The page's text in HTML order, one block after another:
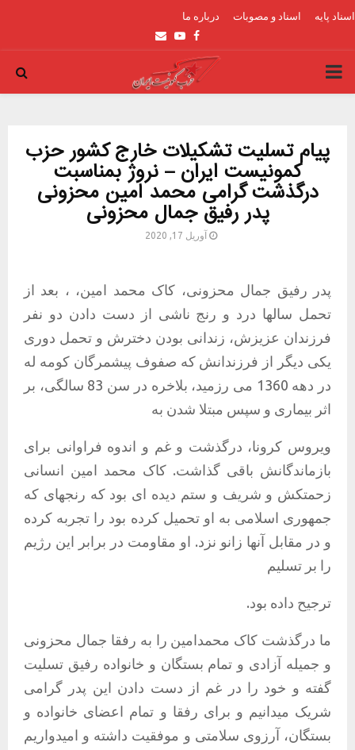
اسناد پایه اسناد و مصوبات درباره ما
Facebook
Youtube
Email
PRIMARY
پیام تسلیت تشکیلات خارج کشور حزب
کمونیست ایران – نروژ بمناسبت
درگذشت گرامی محمد امین محزونی
پدر رفیق جمال محزونی
آوریل 17, 2020
پدر رفیق جمال محزونی، کاک محمد امین، ، بعد از
تحمل سالها درد و رنج ناشی از دست دادن دو نفر
فرزندان عزیزش، زندانی بودن دخترش و تحمل دوری
یکی دیگر از فرزندانش که صفوف پیشمرگان کومه له
در دهه می رزمید، بلاخره در سن سالگی، بر
اثر بیماری و سپس مبتلا شدن به
ویروس کرونا، درگذشت و غم و اندوه فراوانی برای
بازماندگانش باقی گذاشت. کاک محمد امین انسانی
زحمتکش و شریف و ستم دیده ای بود که رنجهای که
جمهوری اسلامی به او تحمیل کرده بود را تجربه کرده
و در مقابل آنها زانو نزد. او مقاومت در برابر این رژیم
را بر تسلیم
ترجیح داده بود.
ما درگذشت کاک محمدامین را به رفقا جمال محزونی
و جمیله آزادی و تمام بستگان و خانواده رفیق تسلیت
گفته و خود را در غم از دست دادن این پدر گرامی
شریک میدانیم و برای رفقا و تمام اعضای خانواده و
بستگان، آرزوی سلامتی و موفقیت داشته و امیدواریم